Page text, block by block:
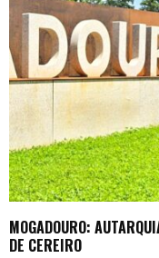
MOGADOURO:
DE CEREIRO